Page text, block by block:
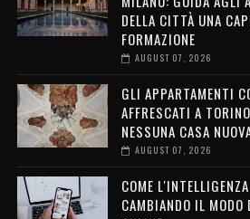
DELLA CITTÀ UNA
FORMAZIONE
AUGUST 07, 2026
GLI APPARTAMENTI
AFFRESCATI A
NESSUNA CASA
AUGUST 07, 2026
COME
CAMBIANDO IL